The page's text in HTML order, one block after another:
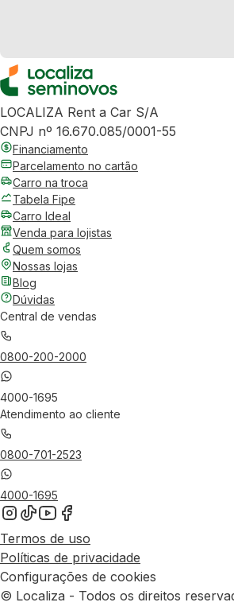
LOCALIZA Rent a Car S/A
CNPJ nº 16.670.085/0001-55
Financiamento
Parcelamento no cartão
Carro na troca
Tabela Fipe
Carro Ideal
Venda para lojistas
Quem somos
Nossas lojas
Blog
Dúvidas
Central de vendas
0800-200-2000
4000-1695
Atendimento ao cliente
0800-701-2523
4000-1695
Termos de uso
Políticas de privacidade
Configurações de cookies
© Localiza - Todos os direitos